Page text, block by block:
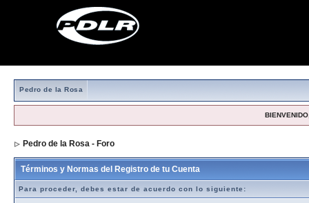
Pedro de la Rosa
Pedro de la Rosa - Foro
Términos y Normas del Registro de tu Cuenta
Para proceder, debes estar de acuerdo con lo siguiente: